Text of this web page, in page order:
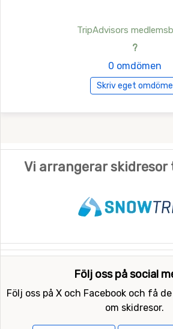
TripAdvisors
?
0 omdömen
Skriv eget omdöme
Vi arrangerar skidresor
Följ oss på social
Följ oss på X och Facebook och få
om skidresor.